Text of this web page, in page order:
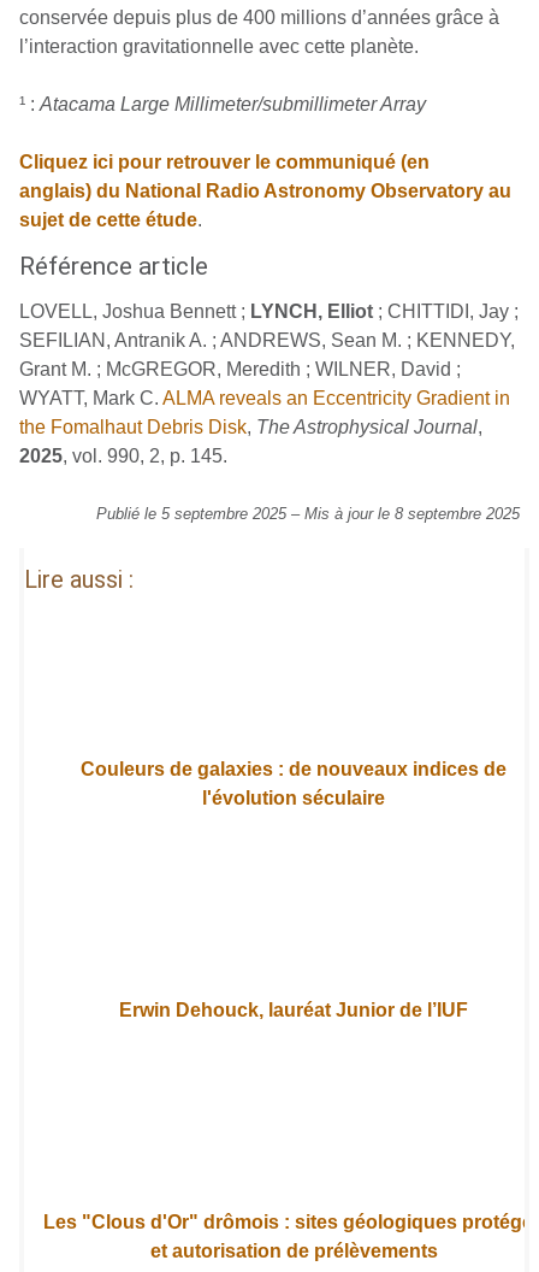
conservée depuis plus de 400 millions d’années grâce à
l’interaction gravitationnelle avec cette planète.
¹ : Atacama Large Millimeter/submillimeter Array
Cliquez ici pour retrouver le communiqué (en
anglais) du National Radio Astronomy Observatory au
sujet de cette étude.
Référence article
LOVELL, Joshua Bennett ; LYNCH, Elliot ; CHITTIDI, Jay ;
SEFILIAN, Antranik A. ; ANDREWS, Sean M. ; KENNEDY,
Grant M. ; McGREGOR, Meredith ; WILNER, David ;
WYATT, Mark C. ALMA reveals an Eccentricity Gradient in
the Fomalhaut Debris Disk, The Astrophysical Journal,
2025, vol. 990, 2, p. 145.
Publié le 5 septembre 2025 – Mis à jour le 8 septembre 2025
Lire aussi :
Couleurs de galaxies : de nouveaux indices de
l'évolution séculaire
Erwin Dehouck, lauréat Junior de l’IUF
Les "Clous d'Or" drômois : sites géologiques
et autorisation de prélèvements